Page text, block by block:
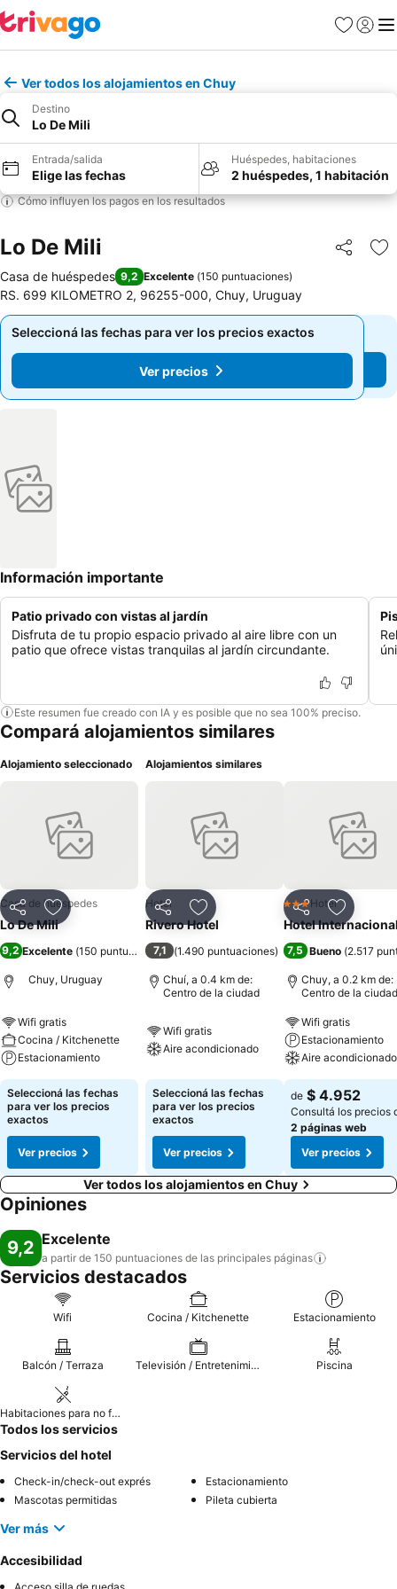
Favoritos
Iniciar
Ver todos los alojamientos en Chuy
Destino
Lo De Mili
Entrada/salida
Elige las fechas
Huéspedes, habitaciones
2 huéspedes, 1 habitación
Cómo influyen los pagos en los resultados
Lo De Mili Compartir
Casa de huéspedes 9,2 Excelente (150 puntuaciones)
RS. 699 KILOMETRO 2, 96255-000, Chuy, Uruguay
Seleccioná las fechas para ver los precios exactos
Ver precios
Seleccioná las fechas para ver los precios exactos
Ver precios
Información importante
Patio privado con vistas al jardín
Disfruta de tu propio espacio privado al aire libre con un
patio que ofrece vistas tranquilas al jardín circundante.
Este resumen fue creado con IA y es posible que no sea 100% preciso.
Compará alojamientos similares
Alojamiento seleccionado
CompartirAñadir a favoritos
Casa de huéspedes
Lo De Mili
9,2 Excelente (150 puntuaciones
Chuy, Uruguay
Wifi gratis
Cocina / Kitchenette
Estacionamiento
Seleccioná las fechas
para ver los precios
exactos
Ver precios
Alojamientos similares
CompartirAñadir a favoritos
Hotel
Rivero Hotel
7,1 (1.490 puntuaciones)
Chuí, a 0.4 km de:
Centro de la ciudad
Wifi gratis
Aire acondicionado
Seleccioná las fechas
para ver los precios
exactos
Ver precios
CompartirAñadir
3 Estrellas
Hotel
Hotel
7,5 Bueno (2.517
Chuy, a 0.2 km de:
Centro de la ciudad
Wifi gratis
Estacionamiento
Aire acondicionado
de $ 4.952
Consultá los precios
2 páginas web
Ver precios
Ver todos los alojamientos en Chuy
Opiniones
9,2 Excelente
a partir de 150 puntuaciones de las principales páginas
Servicios destacados
Wifi Cocina / Kitchenette Estacionamiento
Balcón / Terraza Televisión / Entretenimiento Piscina
Habitaciones para no fumadores
Todos los servicios
Servicios del hotel
Check-in/check-out exprés
Estacionamiento
Mascotas permitidas
Pileta cubierta
Ver más
Accesibilidad